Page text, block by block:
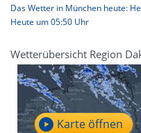
Das Wetter in München heute:
Heute um 05:50 Uhr
Wetterübersicht Region
Karte öffnen